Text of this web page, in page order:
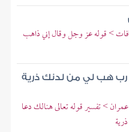
> قوله عز وجل وقال إني ذاهب
رب هب لي من لدنك ذرية
> تفسير قوله تعالى هنالك دعا